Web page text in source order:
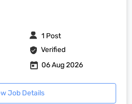
Verified
1 Post
06 Aug 2026
Job Details